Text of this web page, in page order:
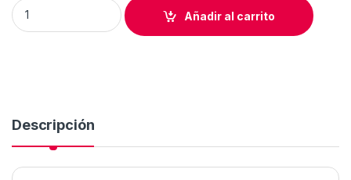
PIES CORDON PFAFF 145/335/545/1245 4´7mm 3/16" quantity
Añadir al carrito
Descripción